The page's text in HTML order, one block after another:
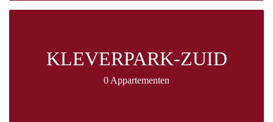
KLEVERPARK-ZUID
0 Appartementen